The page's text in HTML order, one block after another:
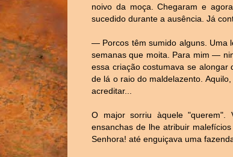
noivo da moça. Chegaram e
sucedido durante a ausência. Já
— Porcos têm sumido alguns. Uma
semanas que moita. Para mim —
essa criação costumava se
de lá o raio do maldelazento.
acreditar...
O major sorriu àquele "querem".
ensanchas de lhe atribuir
Senhora! até enguiçava uma